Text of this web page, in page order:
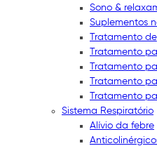
Sono &
Suplementos
Tratamento
Tratamento
Tratamento
Tratamento
Tratamento
Sistema Respiratório
Alívio da febre